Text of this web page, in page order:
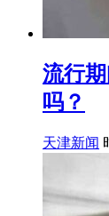
流行
吗？
天津新闻